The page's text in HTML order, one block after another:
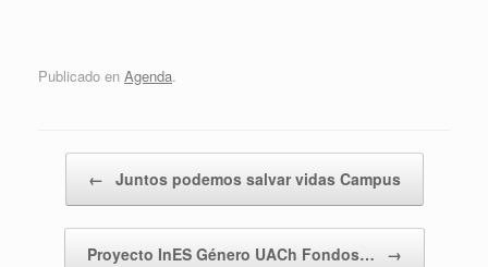
Publicado en Agenda.
← Juntos podemos salvar vidas Campus
Proyecto InES Género UACh Fondos… →